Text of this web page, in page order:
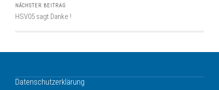
NÄCHSTER BEITRAG
HSV05 sagt Danke !
Datenschutzerklärung